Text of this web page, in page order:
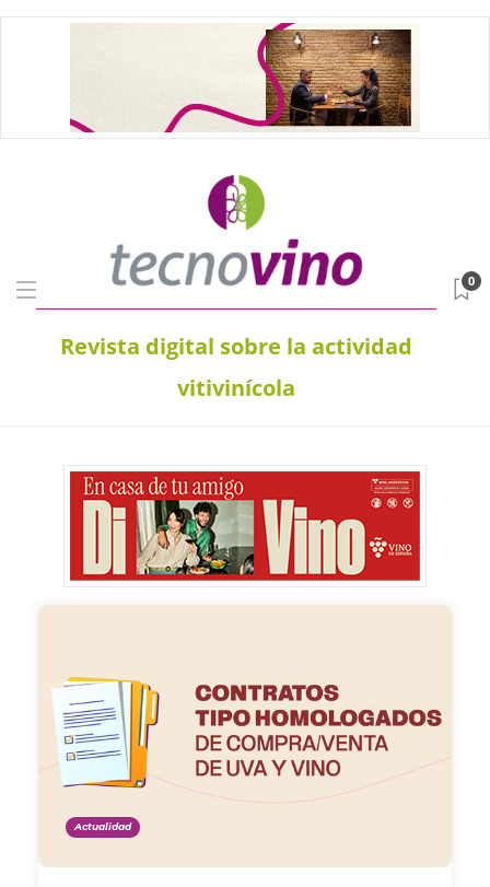
Revista digital sobre la actividad
vitivinícola
0
Actualidad